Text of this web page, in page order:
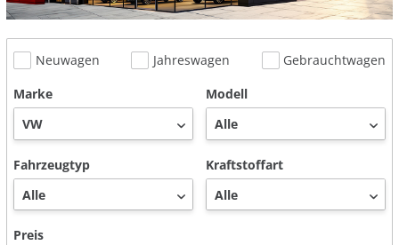
Neuwagen Jahreswagen
Gebrauchtwagen
Marke
Modell
Fahrzeugtyp Kraftstoffart
Preis